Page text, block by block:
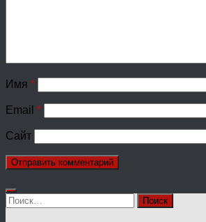
Имя *
Email *
Сайт
Найти: